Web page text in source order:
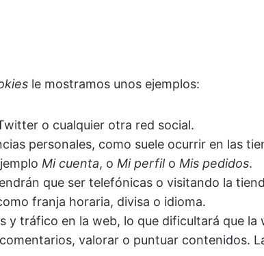
le mostramos unos ejemplos:
o cualquier otra red social.
personales, como suele ocurrir en las
Mi cuenta, o Mi perfilo Mis pedidos.
que ser telefónicas o visitando la
franja horaria, divisa o idioma.
tráfico en la web, lo que dificultará que la
valorar o puntuar contenidos.